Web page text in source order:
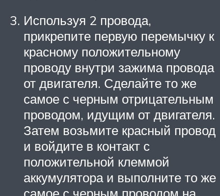
Используя 2 провода,
прикрепите первую перемычку к
красному положительному
проводу внутри зажима провода
от двигателя. Сделайте то же
самое с черным отрицательным
проводом, идущим от двигателя.
Затем возьмите красный провод
и войдите в контакт с
положительной клеммой
аккумулятора и выполните то же
самое с черным проводом на